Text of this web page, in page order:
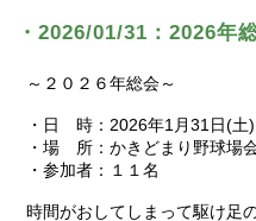
・2026/01/31：2026年
～２０２６年総会～
・日 時：2026年1月31日(土
・場 所：かきどまり野球場
・参加者：１１名
時間がおしてしまって駆け足